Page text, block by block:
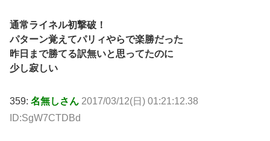
通常ライネル初撃破！
パターン覚えてパリィやらで楽勝だった
昨日まで勝てる訳無いと思ってたのに
少し寂しい
359: 名無しさん 2017/03/12(日) 01:21:12.38
ID:SgW7CTDBd